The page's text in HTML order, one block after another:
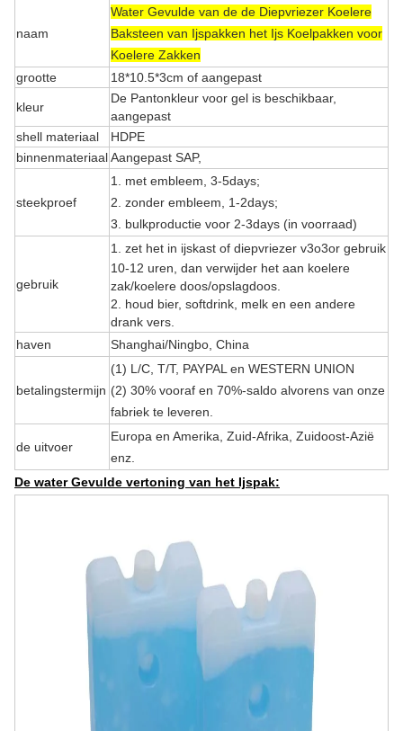
naam
Water Gevulde van de de Diepvriezer Koelere
Baksteen van Ijspakken het Ijs Koelpakken voor
Koelere Zakken
grootte
18*10.5*3cm of aangepast
kleur
De Pantonkleur voor gel is beschikbaar,
aangepast
shell materiaal
HDPE
binnenmateriaalAangepast SAP,
steekproef
1. met embleem, 3-5days;
2. zonder embleem, 1-2days;
3. bulkproductie voor 2-3days (in voorraad)
gebruik
1. zet het in ijskast of diepvriezer v3o3or gebruik
10-12 uren, dan verwijder het aan koelere
zak/koelere doos/opslagdoos.
2. houd bier, softdrink, melk en een andere
drank vers.
haven
Shanghai/Ningbo, China
betalingstermijn
(1) L/C, T/T, PAYPAL en WESTERN UNION
(2) 30% vooraf en 70%-saldo alvorens van onze
fabriek te leveren.
de uitvoer
Europa en Amerika, Zuid-Afrika, Zuidoost-Azië
enz.
De water Gevulde vertoning van het Ijspak: